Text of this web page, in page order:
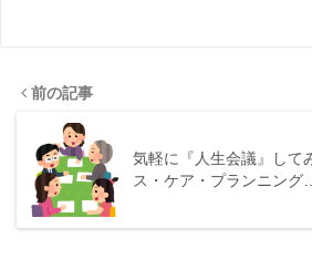
前の記事
気軽に『人生会議』して
ス・ケア・プランニング…